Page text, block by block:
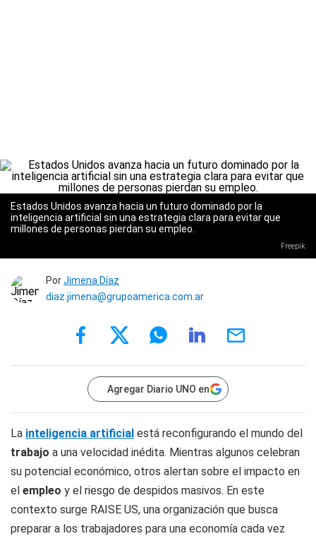
Estados Unidos avanza hacia un futuro dominado por la
inteligencia artificial sin una estrategia clara para evitar que
millones de personas pierdan su empleo.
Freepik
PorJimena Díaz
diaz.jimena@grupoamerica.com.ar
Agregar Diario UNO en
La inteligencia artificial está reconfigurando el mundo del
trabajo a una velocidad inédita. Mientras algunos celebran
su potencial económico, otros alertan sobre el impacto en
el empleo y el riesgo de despidos masivos. En este
contexto surge RAISE US, una organización que busca
preparar a los trabajadores para una economía cada vez